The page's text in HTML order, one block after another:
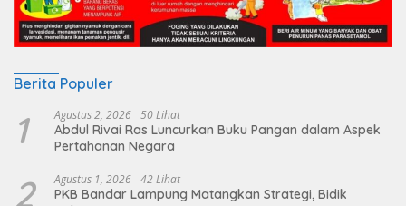
Berita Populer
1 Agustus 2, 2026 50 Lihat
Abdul Rivai Ras Luncurkan Buku Pangan dalam Aspek
Pertahanan Negara
2 Agustus 1, 2026 42 Lihat
PKB Bandar Lampung Matangkan Strategi, Bidik